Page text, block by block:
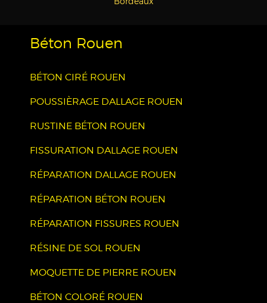
Béton Rouen
BÉTON CIRÉ ROUEN
POUSSIÈRAGE DALLAGE ROUEN
RUSTINE BÉTON ROUEN
FISSURATION DALLAGE ROUEN
RÉPARATION DALLAGE ROUEN
RÉPARATION BÉTON ROUEN
RÉPARATION FISSURES ROUEN
RÉSINE DE SOL ROUEN
MOQUETTE DE PIERRE ROUEN
BÉTON COLORÉ ROUEN